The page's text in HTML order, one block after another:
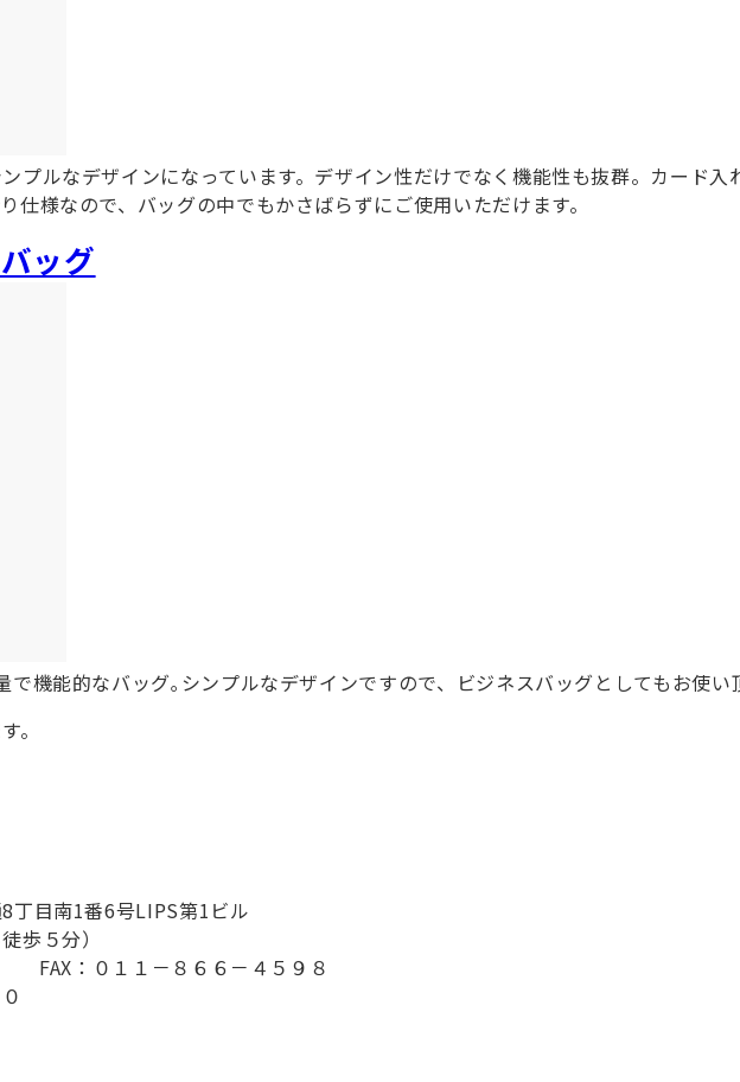
プルなデザインになっています。デザイン性だけでなく機能性も抜群。カード入
仕様なので、バッグの中でもかさばらずにご使用いただけます。
ッグ
機能的なバッグ｡シンプルなデザインですので、ビジネスバッグとしてもお使い
。
丁目南1番6号LIPS第1ビル
歩５分）
FAX：０１１－８６６－４５９８